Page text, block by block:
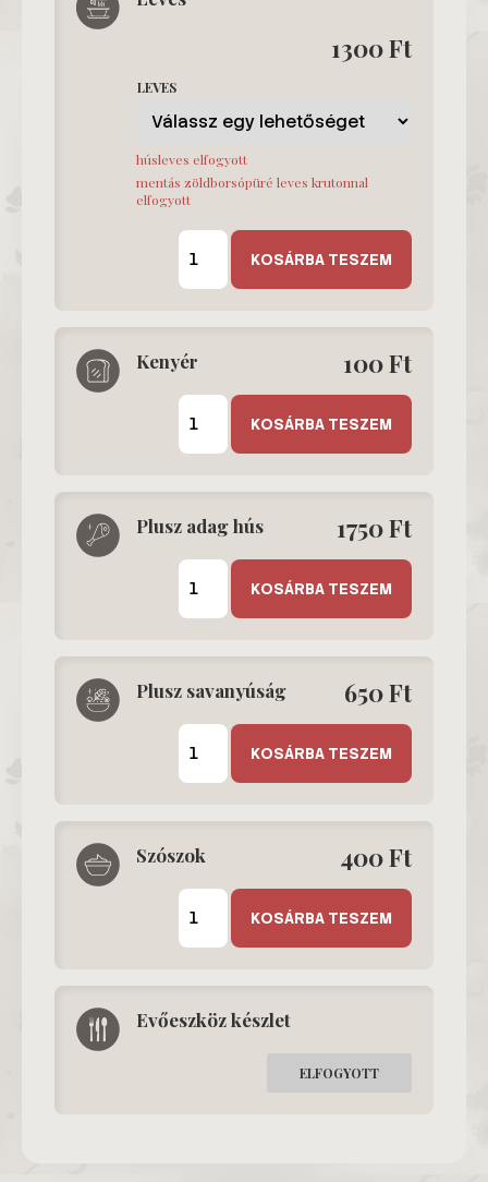
1300Ft
LEVES
húsleves elfogyott
mentás zöldborsópüré leves krutonnal
elfogyott
Leves
mennyiség
KOSÁRBA TESZEM
Kenyér 100Ft
Kenyér
mennyiség
KOSÁRBA TESZEM
Plusz adag hús 1750Ft
Plusz
adag
hús
KOSÁRBA TESZEM
Plusz savanyúság 650Ft
Plusz
savanyúság
mennyiség
KOSÁRBA TESZEM
Szószok 400Ft
Szószok
mennyiség
KOSÁRBA TESZEM
Evőeszköz készlet
ELFOGYOTT